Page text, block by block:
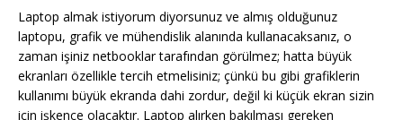
Laptop almak istiyorum diyorsunuz ve almış olduğunuz
laptopu, grafik ve mühendislik alanında kullanacaksanız, o
zaman işiniz netbooklar tarafından görülmez; hatta büyük
ekranları özellikle tercih etmelisiniz; çünkü bu gibi grafiklerin
kullanımı büyük ekranda dahi zordur, değil ki küçük ekran sizin
için işkence olacaktır. Laptop alırken bakılması gereken